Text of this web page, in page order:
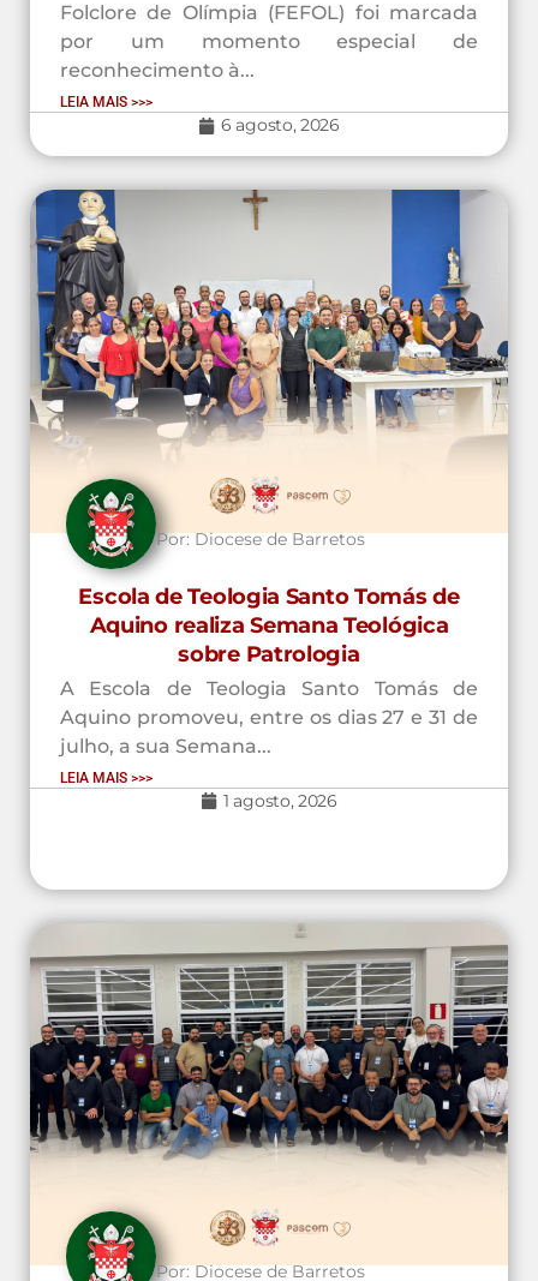
Folclore de Olímpia (FEFOL) foi marcada
por um momento especial de
reconhecimento à...
LEIA MAIS >>>
6 agosto, 2026
Por:Diocese de Barretos
Escola de Teologia Santo Tomás de
Aquino realiza Semana Teológica
sobre Patrologia
A Escola de Teologia Santo Tomás de
Aquino promoveu, entre os dias 27 e 31 de
julho, a sua Semana...
LEIA MAIS >>>
1 agosto, 2026
Por:Diocese de Barretos